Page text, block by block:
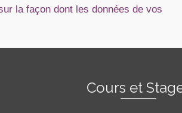
la façon dont les données de vos
Cours et